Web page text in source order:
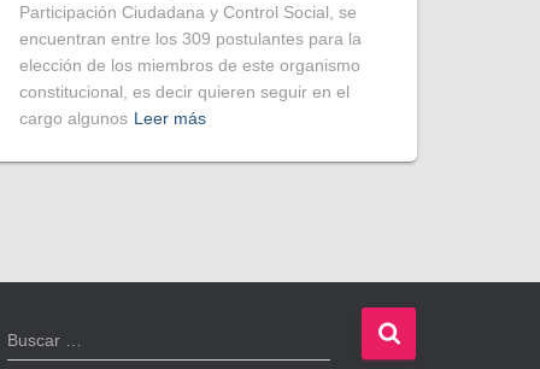
Participación Ciudadana y Control Social, se
encuentran entre los 309 postulantes para la
elección de los miembros de este organismo
constitucional, es decir quieren seguir en el
cargo algunos Leer más
B
u
Buscar …